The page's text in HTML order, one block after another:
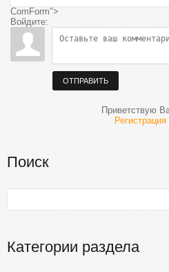
ComForm">
Войдите:
ОТПРАВИТЬ
Приветствую
Регистрация|
Поиск
Категории раздела